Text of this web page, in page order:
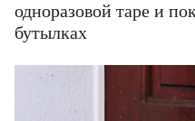
одноразовой таре и
бутылках